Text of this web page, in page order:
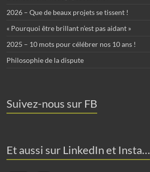
2026 – Que de beaux projets se tissent !
« Pourquoi être brillant n’est pas aidant »
2025 – 10 mots pour célébrer nos 10 ans !
Philosophie de la dispute
Suivez-nous sur FB
Et aussi sur LinkedIn et Insta…